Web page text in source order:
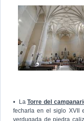
• LaTorre del
fecharla en el siglo XVII